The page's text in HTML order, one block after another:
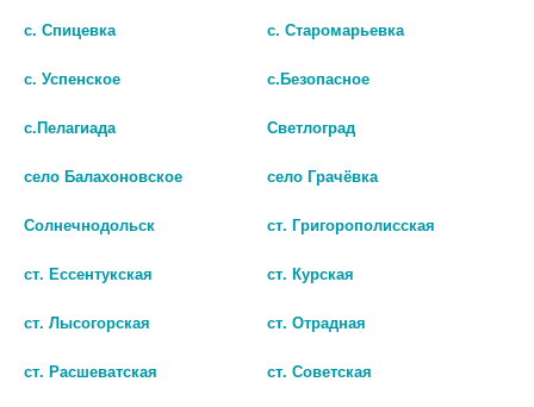
БИО АГЛФ №60 г. Невинномысск ул. Менделеева 5 остаток:
БИО АГЛФ №80г. Новоалександровск ул. Гагарина 323
БЕРЕМЕННОСТЬ СТРУЙНЫЙ
БЕРЕМЕННОСТЬ ПОЛОСКА
с. Спицевка с. Старомарьевка
с. Успенское с.Безопасное
с.Пелагиада Светлоград
село Балахоновское село Грачёвка
Солнечнодольск ст. Григорополисская
ст. Ессентукская ст. Курская
ст. Лысогорская ст. Отрадная
ст. Расшеватская ст. Советская